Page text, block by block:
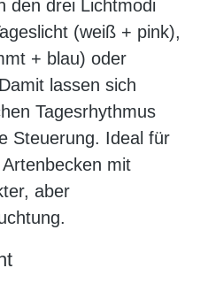
den drei Lichtmodi
(weiß + pink),
+ blau) oder
lassen sich
Tagesrhythmus
Steuerung. Ideal für
mit
aber